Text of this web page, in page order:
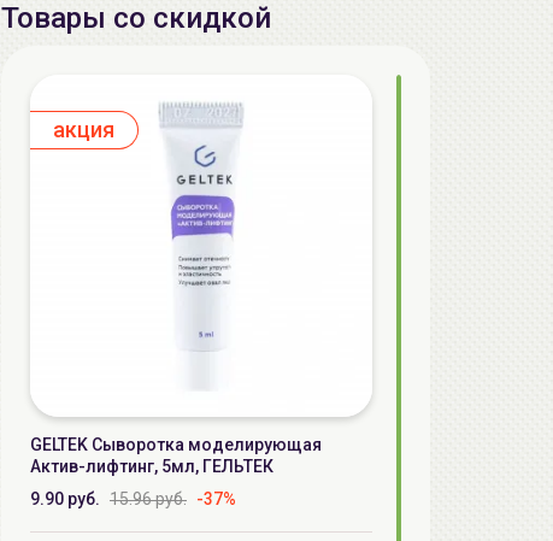
Товары со скидкой
aкция
GELTEK Сыворотка моделирующая
Актив-лифтинг, 5мл, ГЕЛЬТЕК
9.90 руб. 15.96 руб. -37%